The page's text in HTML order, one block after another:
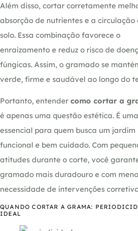
Além disso, cortar corretamente
absorção de nutrientes e a circulação
solo. Essa combinação favorece o
enraizamento e reduz o risco de
fúngicas. Assim, o gramado se
verde, firme e saudável ao longo do
Portanto, entender como cortar a
é apenas uma questão estética. É
essencial para quem busca um jardim
funcional e bem cuidado. Com
atitudes durante o corte, você
gramado mais duradouro e com
necessidade de intervenções
QUANDO CORTAR A GRAMA:
IDEAL